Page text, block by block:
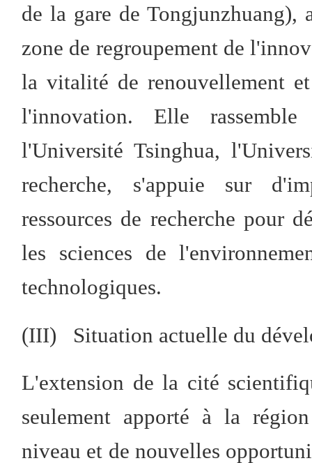
de la gare de
zone de regroupement de
la vitalité de renouvellement
l'innovation. Elle
l'Université Tsinghua,
recherche, s'appuie sur
ressources de recherche pour
les sciences de
technologiques.
(III) Situation actuelle du
L'extension de la cité
seulement apporté à la
niveau et de nouvelles